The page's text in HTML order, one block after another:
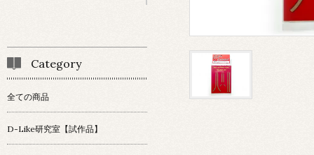
Category
全ての商品
D-Like研究室【試作品】